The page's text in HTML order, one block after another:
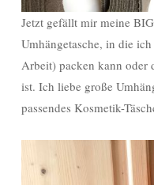
Jetzt gefällt mir meine
Umhängetasche, in die
Arbeit) packen kann oder
ist. Ich liebe große
passendes Kosmetik-